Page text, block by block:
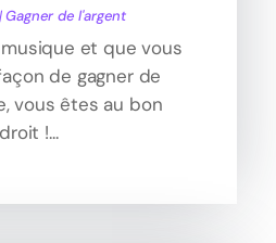
Gagner de l'argent
et que vous
de gagner de
vous êtes au bon
!...